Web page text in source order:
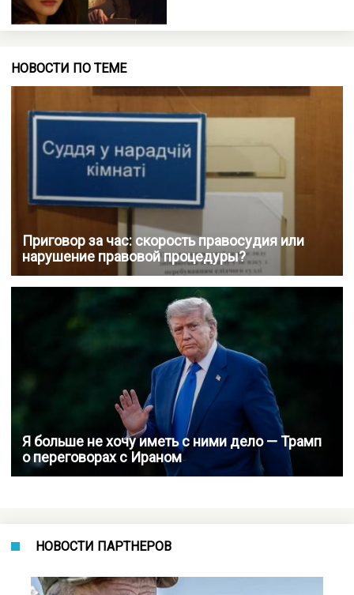
НОВОСТИ ПО ТЕМЕ
Приговор за час: скорость правосудия или
нарушение правовой процедуры?
Я больше не хочу иметь с ними дело — Трамп
о переговорах с Ираном
НОВОСТИ ПАРТНЕРОВ